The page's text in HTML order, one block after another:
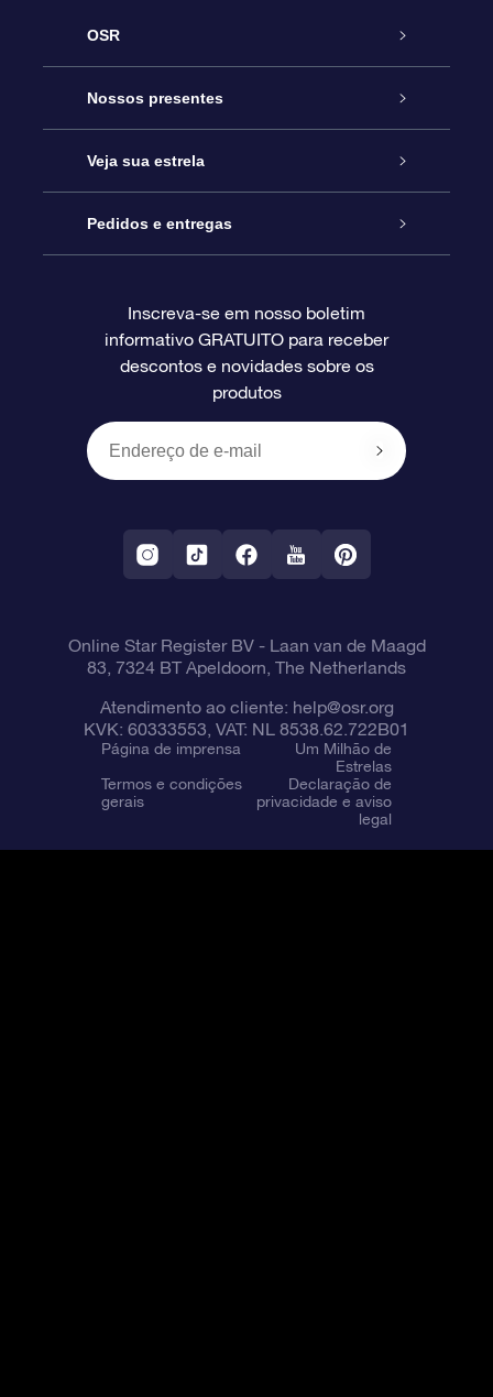
OSR
Serviço
Entre em contato conosco
Blog
Avaliações
Nossos presentes
Presente estrelar on-line
Pacote de presente da OSR
O cartão de presente da OSR
Presentes corporativos
Veja sua estrela
Star Register
Página estelar personalizada
Um Milhão de Estrelas
OSR Starsaver
Aplicativo RV Fly me to the stars
Pedidos e entregas
Informações de pagamento
Política de devolução
Constelações
Inscreva-se em nosso boletim
informativo GRATUITO para receber
descontos e novidades sobre os
produtos
Online Star Register BV- Laan van de Maagd
83, 7324 BT Apeldoorn, The Netherlands
Atendimento ao cliente: help@osr.org
KVK: 60333553, VAT: NL 8538.62.722B01
Página de imprensa
Um Milhão de
Estrelas
Termos e condições
gerais
Declaração de
privacidade e aviso
legal